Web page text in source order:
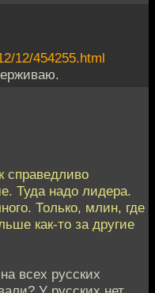
12/454255.html
справедливо
Туда надо лидера.
Только, млин, где
как-то за другие
всех русских